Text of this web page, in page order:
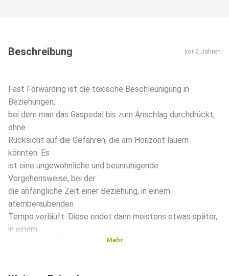
Beschreibung vor 2 Jahren
Fast Forwarding ist die toxische Beschleunigung in
Beziehungen,
bei dem man das Gaspedal bis zum Anschlag durchdrückt,
ohne
Rücksicht auf die Gefahren, die am Horizont lauern
könnten. Es
ist eine ungewöhnliche und beunruhigende
Vorgehensweise, bei der
die anfängliche Zeit einer Beziehung, in einem
atemberaubenden
Tempo verläuft. Diese endet dann meistens etwas später,
in einem
chaotischen Wirbelsturm der Verunsicherung und
Mehr